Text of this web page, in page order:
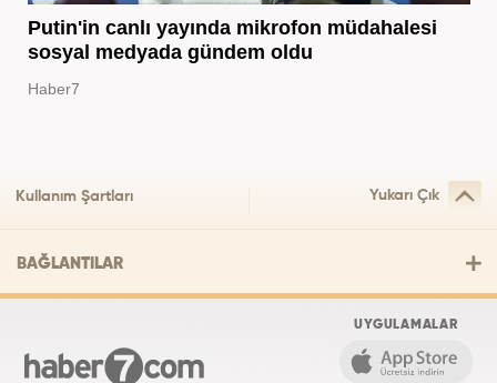
Putin'in canlı yayında mikrofon müdahalesi
sosyal medyada gündem oldu
Haber7
Kullanım Şartları Yukarı Çık
BAĞLANTILAR
UYGULAMALAR